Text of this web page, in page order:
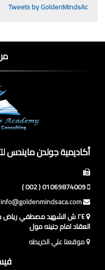
Tweets by GoldenMindsAc
أكاديمية جولدن مايندس
info@goldenmindsaca.com
٢٤ ش الشهيد مصطفي رياض
العقاد امام جنينه مول
موقعنا علي الخريطه